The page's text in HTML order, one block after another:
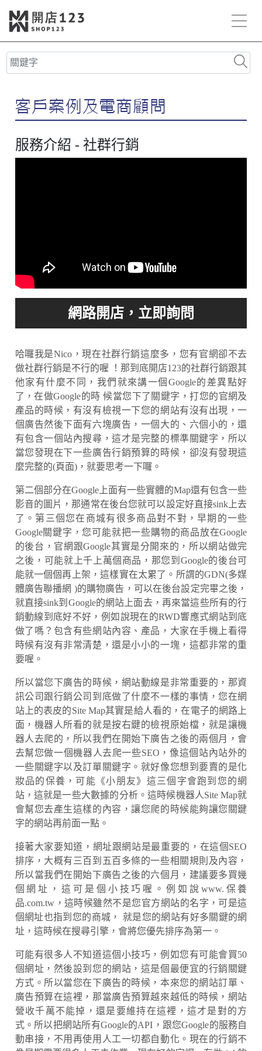
服務介紹 - 社群行銷
哈囉我是Nico，現在社群行銷這麼多，您有官網卻不去
做社群行銷是不行的喔 ！那到底開店123的社群行銷跟其
他家有什麼不同，我們就來講一個Google的差異點好
了，在做Google的時 候當您下了關鍵字，打您的官網及
產品的時候，有沒有檢視一下您的網站有沒有出現，一
個廣告然後下面有六塊廣告，一個大的、六個小的，還
有包含一個站內搜尋，這才是完整的標準關鍵字，所以
當您發現在下一些廣告行銷預算的時候，卻沒有發現這
麼完整的(頁面)，就要思考一下囉。
第二個部分在Google上面有一些實體的Map還有包含一些
影音的圖片，那通常在後台您就可以設定好直接sink上去
了。第三個您在商城有很多商品對不對，早期的一些
Google關鍵字，您可能就把一些購物的商品放在Google
的後台，官網跟Google其實是分開來的，所以網站做完
之後，可能就上千上萬個商品，那您到Google的後台可
能就一個個再上架，這樣實在太累了。所謂的GDN(多媒
體廣告聯播網 )的購物廣告，可以在後台設定完畢之後，
就直接sink到Google的網站上面去，再來當這些所有的行
銷動線到底好不好，例如說現在的RWD響應式網站到底
做了嗎？包含有些網站內容、產品，大家在手機上看得
時候有沒有非常清楚，還是小小的一塊，這都非常的重
要喔。
所以當您下廣告的時候，網站動線是非常重要的，那資
訊公司跟行銷公司到底做了什麼不一樣的事情，您在網
站上的表皮的Site Map其實是給人看的，在電子的網路上
面，機器人所看的就是按右鍵的檢視原始檔，就是讓機
器人去爬的，所以我們在開始下廣告之後的兩個月，會
去幫您做一個機器人去爬一些SEO，像這個站內站外的
一些關鍵字以及訂單關鍵字。就好像您想到要賣的是化
妝品的保養，可能《小朋友》這三個字會跑到您的網
站，這就是一些大數據的分析。這時候機器人Site Map就
會幫您去產生這樣的內容，讓您爬的時候能夠讓您關鍵
字的網站再前面一點。
接著大家要知道，網址跟網站是最重要的，在這個SEO
排序，大概有三百到五百多條的一些相關規則及內容，
所以當我們在開始下廣告之後的六個月，建議要多買幾
個網址，這可是個小技巧喔。例如說www.保養
品.com.tw，這時候雖然不是您官方網站的名字，可是這
個網址也指到您的商城， 就是您的網站有好多關鍵的網
址，這時候在搜尋引擎，會將您優先排序為第一。
可能有很多人不知道這個小技巧，例如您有可能會買50
個網址，然後設到您的網站，這是個最便宜的行銷關鍵
方式。所以當您在下廣告的時候，本來您的網站訂單、
廣告預算在這裡，那當廣告預算越來越低的時候，網站
營收千萬不能掉，還是要維持在這裡，這才是對的方
式。所以把網站所有Google的API，跟您Google的服務自
動串接，不用再使用人工一切都自動化。現在的行銷不